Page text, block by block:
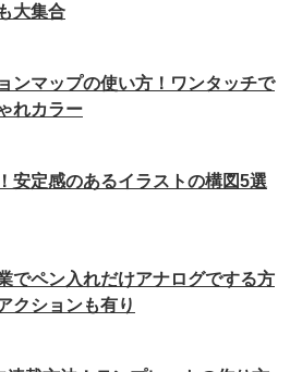
大集合
ンマップの使い方！ワンタッチで
れカラー
安定感のあるイラストの構図5選
でペン入れだけアナログでする方
クションも有り